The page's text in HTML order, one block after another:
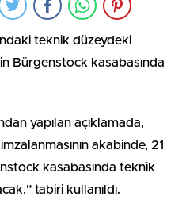
teknik düzeydeki
Bürgenstock kasabasında
yapılan açıklamada,
akabinde, 21
kasabasında teknik
tabiri kullanıldı.